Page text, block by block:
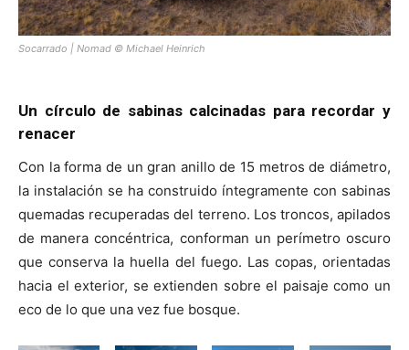
Socarrado | Nomad © Michael Heinrich
Un círculo de sabinas calcinadas para recordar y
renacer
Con la forma de un gran anillo de 15 metros de diámetro,
la instalación se ha construido íntegramente con sabinas
quemadas recuperadas del terreno. Los troncos, apilados
de manera concéntrica, conforman un perímetro oscuro
que conserva la huella del fuego. Las copas, orientadas
hacia el exterior, se extienden sobre el paisaje como un
eco de lo que una vez fue bosque.